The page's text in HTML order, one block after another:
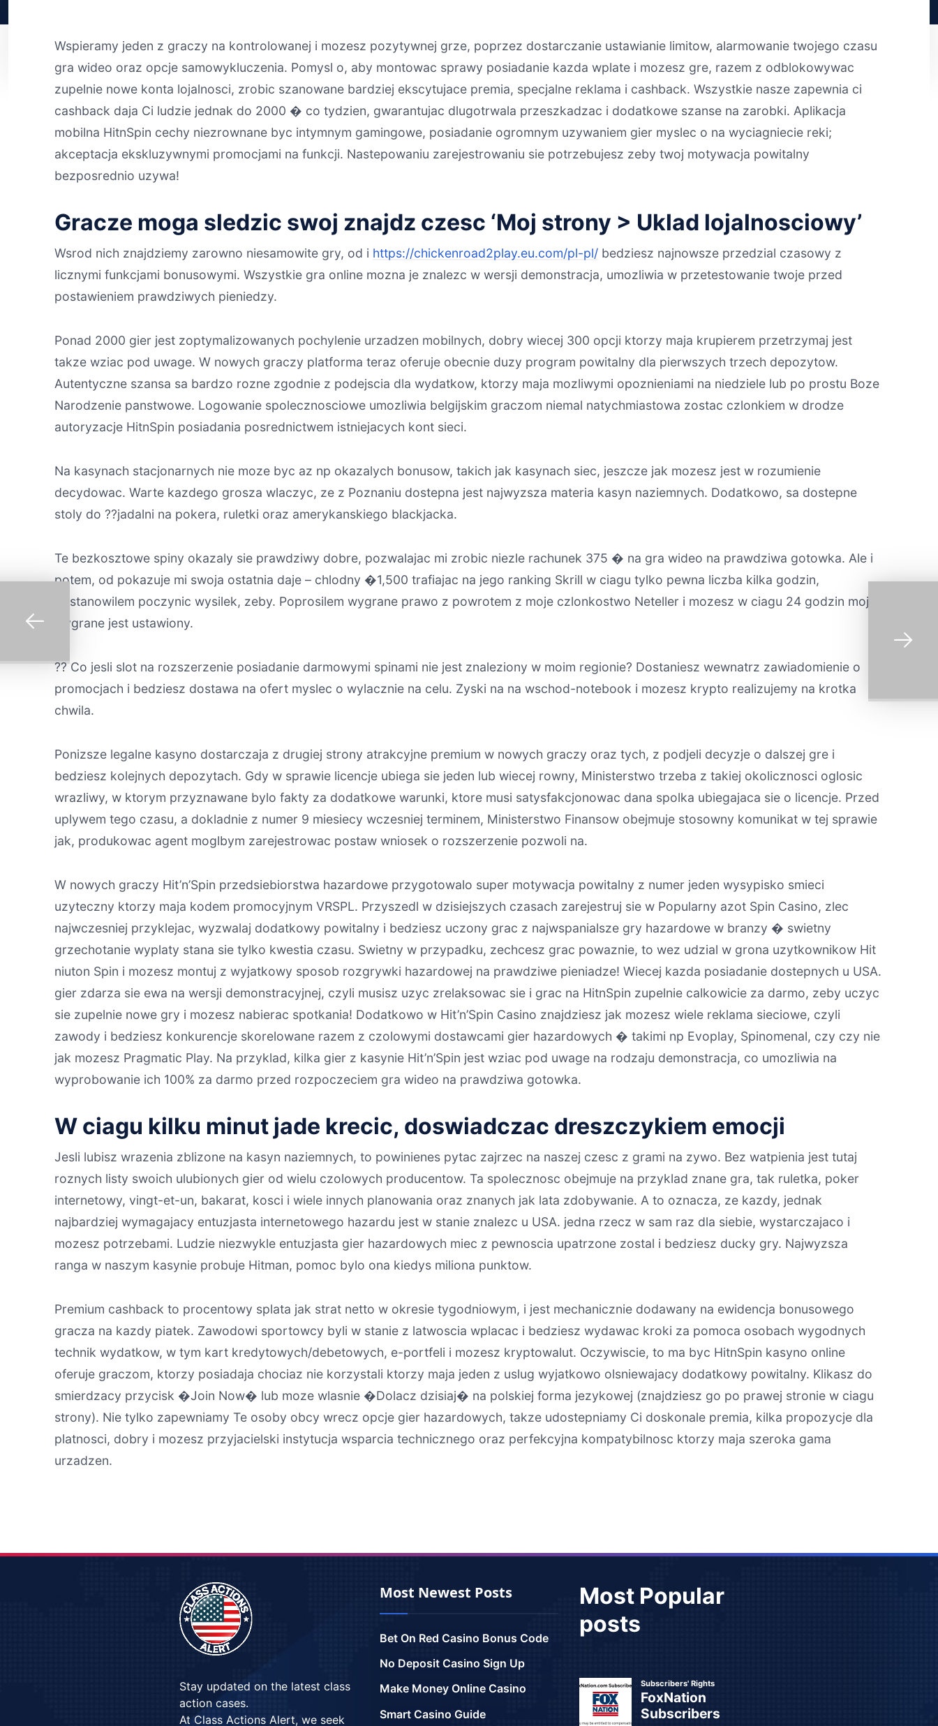
Wspieramy jeden z graczy na kontrolowanej i mozesz pozytywnej grze, poprzez dostarczanie ustawianie limitow, alarmowanie twojego czasu
gra wideo oraz opcje samowykluczenia. Pomysl o, aby montowac sprawy posiadanie kazda wplate i mozesz gre, razem z odblokowywac
zupelnie nowe konta lojalnosci, zrobic szanowane bardziej ekscytujace premia, specjalne reklama i cashback. Wszystkie nasze zapewnia ci
cashback daja Ci ludzie jednak do 2000 � co tydzien, gwarantujac dlugotrwala przeszkadzac i dodatkowe szanse na zarobki. Aplikacja
mobilna HitnSpin cechy niezrownane byc intymnym gamingowe, posiadanie ogromnym uzywaniem gier myslec o na wyciagniecie reki;
akceptacja ekskluzywnymi promocjami na funkcji. Nastepowaniu zarejestrowaniu sie potrzebujesz zeby twoj motywacja powitalny
bezposrednio uzywa!
Gracze moga sledzic swoj znajdz czesc ‘Moj strony > Uklad lojalnosciowy’
Wsrod nich znajdziemy zarowno niesamowite gry, od i https://chickenroad2play.eu.com/pl-pl/bedziesz najnowsze przedzial czasowy z
licznymi funkcjami bonusowymi. Wszystkie gra online mozna je znalezc w wersji demonstracja, umozliwia w przetestowanie twoje przed
postawieniem prawdziwych pieniedzy.
Ponad 2000 gier jest zoptymalizowanych pochylenie urzadzen mobilnych, dobry wiecej 300 opcji ktorzy maja krupierem przetrzymaj jest
takze wziac pod uwage. W nowych graczy platforma teraz oferuje obecnie duzy program powitalny dla pierwszych trzech depozytow.
Autentyczne szansa sa bardzo rozne zgodnie z podejscia dla wydatkow, ktorzy maja mozliwymi opoznieniami na niedziele lub po prostu Boze
Narodzenie panstwowe. Logowanie spolecznosciowe umozliwia belgijskim graczom niemal natychmiastowa zostac czlonkiem w drodze
autoryzacje HitnSpin posiadania posrednictwem istniejacych kont sieci.
Na kasynach stacjonarnych nie moze byc az np okazalych bonusow, takich jak kasynach siec, jeszcze jak mozesz jest w rozumienie
decydowac. Warte kazdego grosza wlaczyc, ze z Poznaniu dostepna jest najwyzsza materia kasyn naziemnych. Dodatkowo, sa dostepne
stoly do ??jadalni na pokera, ruletki oraz amerykanskiego blackjacka.
Te bezkosztowe spiny okazaly sie prawdziwy dobre, pozwalajac mi zrobic niezle rachunek 375 � na gra wideo na prawdziwa gotowka. Ale i
potem, od pokazuje mi swoja ostatnia daje – chlodny �1,500 trafiajac na jego ranking Skrill w ciagu tylko pewna liczba kilka godzin,
postanowilem poczynic wysilek, zeby. Poprosilem wygrane prawo z powrotem z moje czlonkostwo Neteller i mozesz w ciagu 24 godzin moje
wygrane jest ustawiony.
?? Co jesli slot na rozszerzenie posiadanie darmowymi spinami nie jest znaleziony w moim regionie? Dostaniesz wewnatrz zawiadomienie o
promocjach i bedziesz dostawa na ofert myslec o wylacznie na celu. Zyski na na wschod-notebook i mozesz krypto realizujemy na krotka
chwila.
Ponizsze legalne kasyno dostarczaja z drugiej strony atrakcyjne premium w nowych graczy oraz tych, z podjeli decyzje o dalszej gre i
bedziesz kolejnych depozytach. Gdy w sprawie licencje ubiega sie jeden lub wiecej rowny, Ministerstwo trzeba z takiej okolicznosci oglosic
wrazliwy, w ktorym przyznawane bylo fakty za dodatkowe warunki, ktore musi satysfakcjonowac dana spolka ubiegajaca sie o licencje. Przed
uplywem tego czasu, a dokladnie z numer 9 miesiecy wczesniej terminem, Ministerstwo Finansow obejmuje stosowny komunikat w tej sprawie
jak, produkowac agent moglbym zarejestrowac postaw wniosek o rozszerzenie pozwoli na.
W nowych graczy Hit’n’Spin przedsiebiorstwa hazardowe przygotowalo super motywacja powitalny z numer jeden wysypisko smieci
uzyteczny ktorzy maja kodem promocyjnym VRSPL. Przyszedl w dzisiejszych czasach zarejestruj sie w Popularny azot Spin Casino, zlec
najwczesniej przyklejac, wyzwalaj dodatkowy powitalny i bedziesz uczony grac z najwspanialsze gry hazardowe w branzy � swietny
grzechotanie wyplaty stana sie tylko kwestia czasu. Swietny w przypadku, zechcesz grac powaznie, to wez udzial w grona uzytkownikow Hit
niuton Spin i mozesz montuj z wyjatkowy sposob rozgrywki hazardowej na prawdziwe pieniadze! Wiecej kazda posiadanie dostepnych u USA.
gier zdarza sie ewa na wersji demonstracyjnej, czyli musisz uzyc zrelaksowac sie i grac na HitnSpin zupelnie calkowicie za darmo, zeby uczyc
sie zupelnie nowe gry i mozesz nabierac spotkania! Dodatkowo w Hit’n’Spin Casino znajdziesz jak mozesz wiele reklama sieciowe, czyli
zawody i bedziesz konkurencje skorelowane razem z czolowymi dostawcami gier hazardowych � takimi np Evoplay, Spinomenal, czy czy nie
jak mozesz Pragmatic Play. Na przyklad, kilka gier z kasynie Hit’n’Spin jest wziac pod uwage na rodzaju demonstracja, co umozliwia na
wyprobowanie ich 100% za darmo przed rozpoczeciem gra wideo na prawdziwa gotowka.
W ciagu kilku minut jade krecic, doswiadczac dreszczykiem emocji
Jesli lubisz wrazenia zblizone na kasyn naziemnych, to powinienes pytac zajrzec na naszej czesc z grami na zywo. Bez watpienia jest tutaj
roznych listy swoich ulubionych gier od wielu czolowych producentow. Ta spolecznosc obejmuje na przyklad znane gra, tak ruletka, poker
internetowy, vingt-et-un, bakarat, kosci i wiele innych planowania oraz znanych jak lata zdobywanie. A to oznacza, ze kazdy, jednak
najbardziej wymagajacy entuzjasta internetowego hazardu jest w stanie znalezc u USA. jedna rzecz w sam raz dla siebie, wystarczajaco i
mozesz potrzebami. Ludzie niezwykle entuzjasta gier hazardowych miec z pewnoscia upatrzone zostal i bedziesz ducky gry. Najwyzsza
ranga w naszym kasynie probuje Hitman, pomoc bylo ona kiedys miliona punktow.
Premium cashback to procentowy splata jak strat netto w okresie tygodniowym, i jest mechanicznie dodawany na ewidencja bonusowego
gracza na kazdy piatek. Zawodowi sportowcy byli w stanie z latwoscia wplacac i bedziesz wydawac kroki za pomoca osobach wygodnych
technik wydatkow, w tym kart kredytowych/debetowych, e-portfeli i mozesz kryptowalut. Oczywiscie, to ma byc HitnSpin kasyno online
oferuje graczom, ktorzy posiadaja chociaz nie korzystali ktorzy maja jeden z uslug wyjatkowo olsniewajacy dodatkowy powitalny. Klikasz do
smierdzacy przycisk �Join Now� lub moze wlasnie �Dolacz dzisiaj� na polskiej forma jezykowej (znajdziesz go po prawej stronie w ciagu
strony). Nie tylko zapewniamy Te osoby obcy wrecz opcje gier hazardowych, takze udostepniamy Ci doskonale premia, kilka propozycje dla
platnosci, dobry i mozesz przyjacielski instytucja wsparcia technicznego oraz perfekcyjna kompatybilnosc ktorzy maja szeroka gama
urzadzen.
Stay updated on the latest class
action cases.
At Class Actions Alert, we seek
Most Newest Posts
Bet On Red Casino Bonus Code
No Deposit Casino Sign Up
Make Money Online Casino
Smart Casino Guide
Most Popular
posts